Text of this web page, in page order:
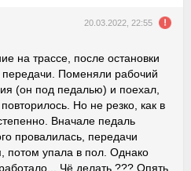
20.03.2022, 22:55
на трассе, после остановки
передачи. Поменяли рабочий
(он под педалью) и поехал,
Но не резко, как в
Вначале педаль
провалилась, передачи
потом упала в пол. Однако
Чё делать ??? Опять